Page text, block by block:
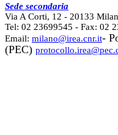
Sede secondaria
Via A Corti, 12 - 20133
Tel: 02 23699545 - Fax: 02
Email: milano@irea.cnr.it-
(PEC)